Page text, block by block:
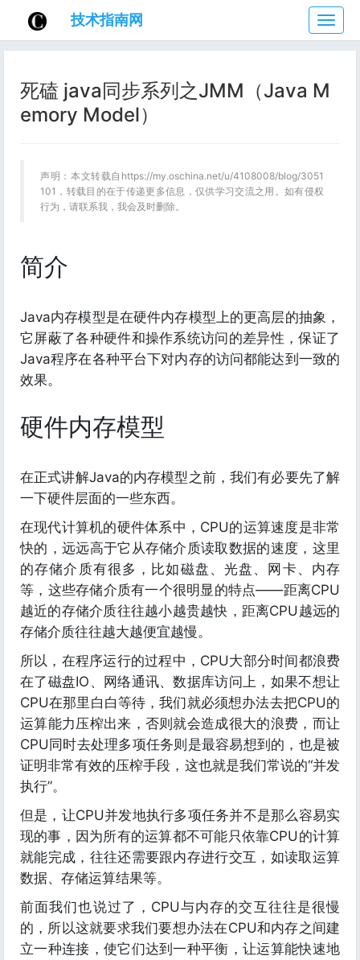
技
术
指
网
技术指南网
死磕 java同步系列之JMM（Java M
emory Model）
声明：本文转载自https://my.oschina.net/u/4108008/blog/3051
101，转载目的在于传递更多信息，仅供学习交流之用。如有侵权
行为，请联系我，我会及时删除。
简介
Java内存模型是在硬件内存模型上的更高层的抽象，
它屏蔽了各种硬件和操作系统访问的差异性，保证了
Java程序在各种平台下对内存的访问都能达到一致的
效果。
硬件内存模型
在正式讲解Java的内存模型之前，我们有必要先了解
一下硬件层面的一些东西。
在现代计算机的硬件体系中，CPU的运算速度是非常
快的，远远高于它从存储介质读取数据的速度，这里
的存储介质有很多，比如磁盘、光盘、网卡、内存
等，这些存储介质有一个很明显的特点——距离CPU
越近的存储介质往往越小越贵越快，距离CPU越远的
存储介质往往越大越便宜越慢。
所以，在程序运行的过程中，CPU大部分时间都浪费
在了磁盘IO、网络通讯、数据库访问上，如果不想让
CPU在那里白白等待，我们就必须想办法去把CPU的
运算能力压榨出来，否则就会造成很大的浪费，而让
CPU同时去处理多项任务则是最容易想到的，也是被
证明非常有效的压榨手段，这也就是我们常说的“并发
执行”。
但是，让CPU并发地执行多项任务并不是那么容易实
现的事，因为所有的运算都不可能只依靠CPU的计算
就能完成，往往还需要跟内存进行交互，如读取运算
数据、存储运算结果等。
前面我们也说过了，CPU与内存的交互往往是很慢
的，所以这就要求我们要想办法在CPU和内存之间建
立一种连接，使它们达到一种平衡，让运算能快速地